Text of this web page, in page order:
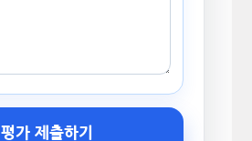
평가 제출하기